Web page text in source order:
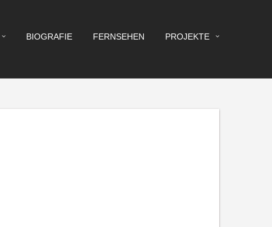
BIOGRAFIE FERNSEHEN PROJEKTE